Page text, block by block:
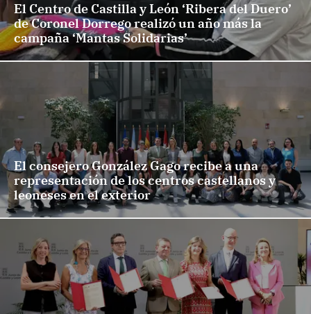
El Centro de Castilla y León ‘Ribera del Duero’
de Coronel Dorrego realizó un año más la
campaña ‘Mantas Solidarias’
El consejero González Gago recibe a una
representación de los centros castellanos y
leoneses en el exterior